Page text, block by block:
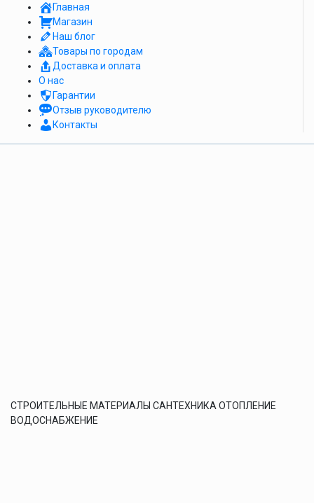
Главная
Магазин
Наш блог
Товары по городам
Доставка и оплата
О нас
Гарантии
Отзыв руководителю
Контакты
СТРОИТЕЛЬНЫЕ МАТЕРИАЛЫ САНТЕХНИКА ОТОПЛЕНИЕ
ВОДОСНАБЖЕНИЕ